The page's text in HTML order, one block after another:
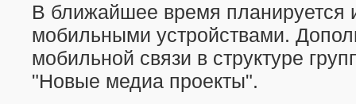
В ближайшее время планируется
мобильными устройствами.
мобильной связи в структуре
"Новые медиа проекты".